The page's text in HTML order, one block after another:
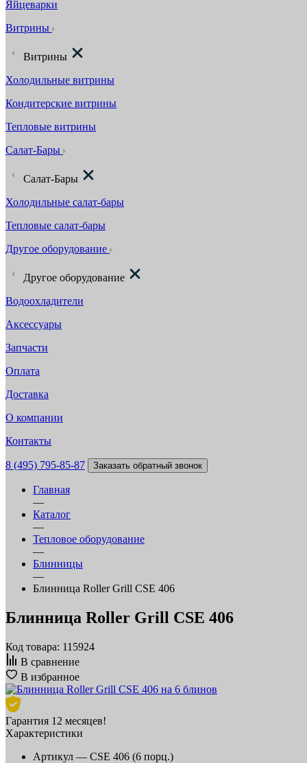
Яйцеварки
Витрины
Витрины
Холодильные витрины
Кондитерские витрины
Тепловые витрины
Салат-Бары
Салат-Бары
Холодильные салат-бары
Тепловые салат-бары
Другое оборудование
Другое оборудование
Водоохладители
Аксессуары
Запчасти
Оплата
Доставка
О компании
Контакты
8 (495) 795-85-87 Заказать обратный звонок
Главная
—
Каталог
—
Тепловое оборудование
—
Блинницы
—
Блинница Roller Grill CSE 406
Блинница Roller Grill CSE 406
Код товара: 115924
В сравнение
В избранное
Гарантия 12 месяцев!
Характеристики
Артикул — CSE 406 (6 порц.)